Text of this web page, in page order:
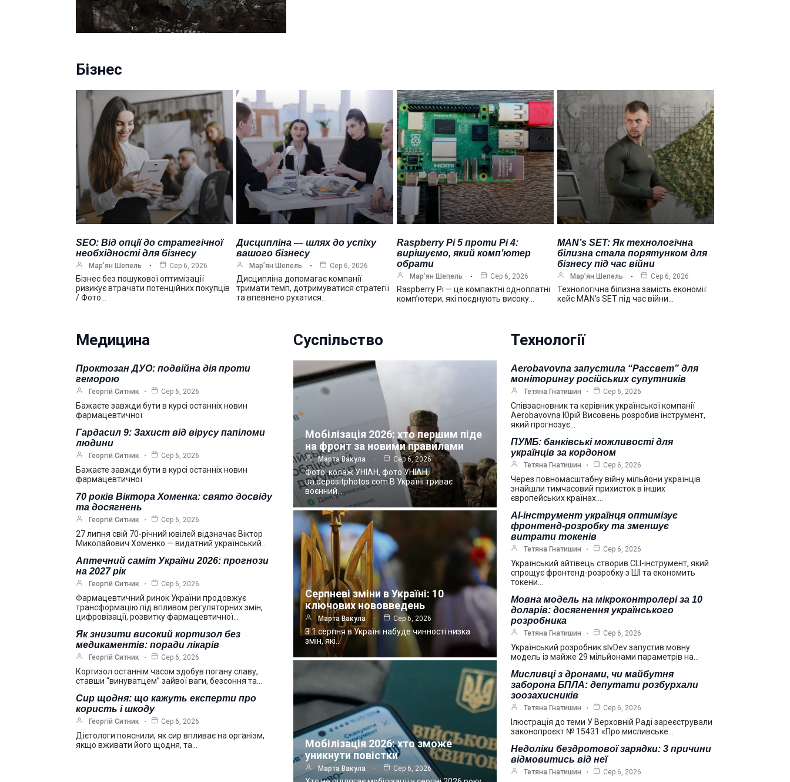
Бізнес
SEO: Від опції до стратегічної
необхідності для бізнесу
Мар’ян Шепель Сер 6, 2026
Бізнес без пошукової оптимізації
ризикує втрачати потенційних покупців
/ Фото…
Дисципліна — шлях до успіху
вашого бізнесу
Мар’ян Шепель Сер 6, 2026
Дисципліна допомагає компанії
тримати темп, дотримуватися стратегії
та впевнено рухатися…
Raspberry Pi 5 проти Pi 4:
вирішуємо, який комп’ютер
обрати
Мар’ян Шепель Сер 6, 2026
Raspberry Pi — це компактні одноплатні
комп’ютери, які поєднують високу…
MAN’s SET: Як технологічна
білизна стала порятунком для
бізнесу під час війни
Мар’ян Шепель Сер 6, 2026
Технологічна білизна замість економії:
кейс MAN’s SET під час війни…
Медицина
Проктозан ДУО: подвійна дія проти
геморою
Георгій Ситник Сер 6, 2026
Бажаєте завжди бути в курсі останніх новин
фармацевтичної
Гардасил 9: Захист від вірусу папіломи
людини
Георгій Ситник Сер 6, 2026
Бажаєте завжди бути в курсі останніх новин
фармацевтичної
70 років Віктора Хоменка: свято досвіду
та досягнень
Георгій Ситник Сер 6, 2026
27 липня свій 70-річний ювілей відзначає Віктор
Миколайович Хоменко — видатний український…
Аптечний саміт України 2026: прогнози
на 2027 рік
Георгій Ситник Сер 6, 2026
Фармацевтичний ринок України продовжує
трансформацію під впливом регуляторних змін,
цифровізації, розвитку фармацевтичної…
Як знизити високий кортизол без
медикаментів: поради лікарів
Георгій Ситник Сер 6, 2026
Кортизол останнім часом здобув погану славу,
ставши “винуватцем” зайвої ваги, безсоння та…
Сир щодня: що кажуть експерти про
користь і шкоду
Георгій Ситник Сер 6, 2026
Дієтологи пояснили, як сир впливає на організм,
якщо вживати його щодня, та…
Суспільство
Мобілізація 2026: хто першим піде
на фронт за новими правилами
Марта Вакула Сер 6, 2026
Фото: колаж УНІАН, фото УНІАН,
ua.depositphotos.com В Україні триває
воєнний…
Серпневі зміни в Україні: 10
ключових нововведень
Марта Вакула Сер 6, 2026
З 1 серпня в Україні набуде чинності низка
змін, які…
Мобілізація 2026: хто зможе
уникнути повістки
Марта Вакула Сер 6, 2026
Технології
Aerobavovna запустила “Рассвет” для
моніторингу російських супутників
Тетяна Гнатишин Сер 6, 2026
Співзасновник та керівник української компанії
Aerobavovna Юрій Висовень розробив інструмент,
який прогнозує…
ПУМБ: банківські можливості для
українців за кордоном
Тетяна Гнатишин Сер 6, 2026
Через повномасштабну війну мільйони українців
знайшли тимчасовий прихисток в інших
європейських країнах.…
AI-інструмент українця оптимізує
фронтенд-розробку та зменшує
витрати токенів
Тетяна Гнатишин Сер 6, 2026
Український айтівець створив CLI-інструмент, який
спрощує фронтенд-розробку з ШІ та економить
токени…
Мовна модель на мікроконтролері за 10
доларів: досягнення українського
розробника
Тетяна Гнатишин Сер 6, 2026
Український розробник slvDev запустив мовну
модель із майже 29 мільйонами параметрів на…
Мисливці з дронами, чи майбутня
заборона БПЛА: депутати розбурхали
зоозахисників
Тетяна Гнатишин Сер 6, 2026
Ілюстрація до теми У Верховній Раді зареєстрували
законопроєкт № 15431 «Про мисливське…
Недоліки бездротової зарядки: 3 причини
відмовитись від неї
Тетяна Гнатишин Сер 6, 2026